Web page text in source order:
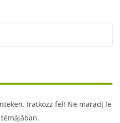
Iratkozz fel! Ne maradj le